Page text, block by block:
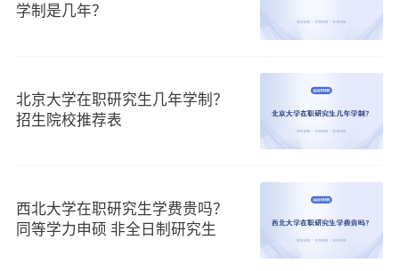
学制是几年？
北京大学在职研究生几年学制？
招生院校推荐表
西北大学在职研究生学费贵吗？
同等学力申硕 非全日制研究生